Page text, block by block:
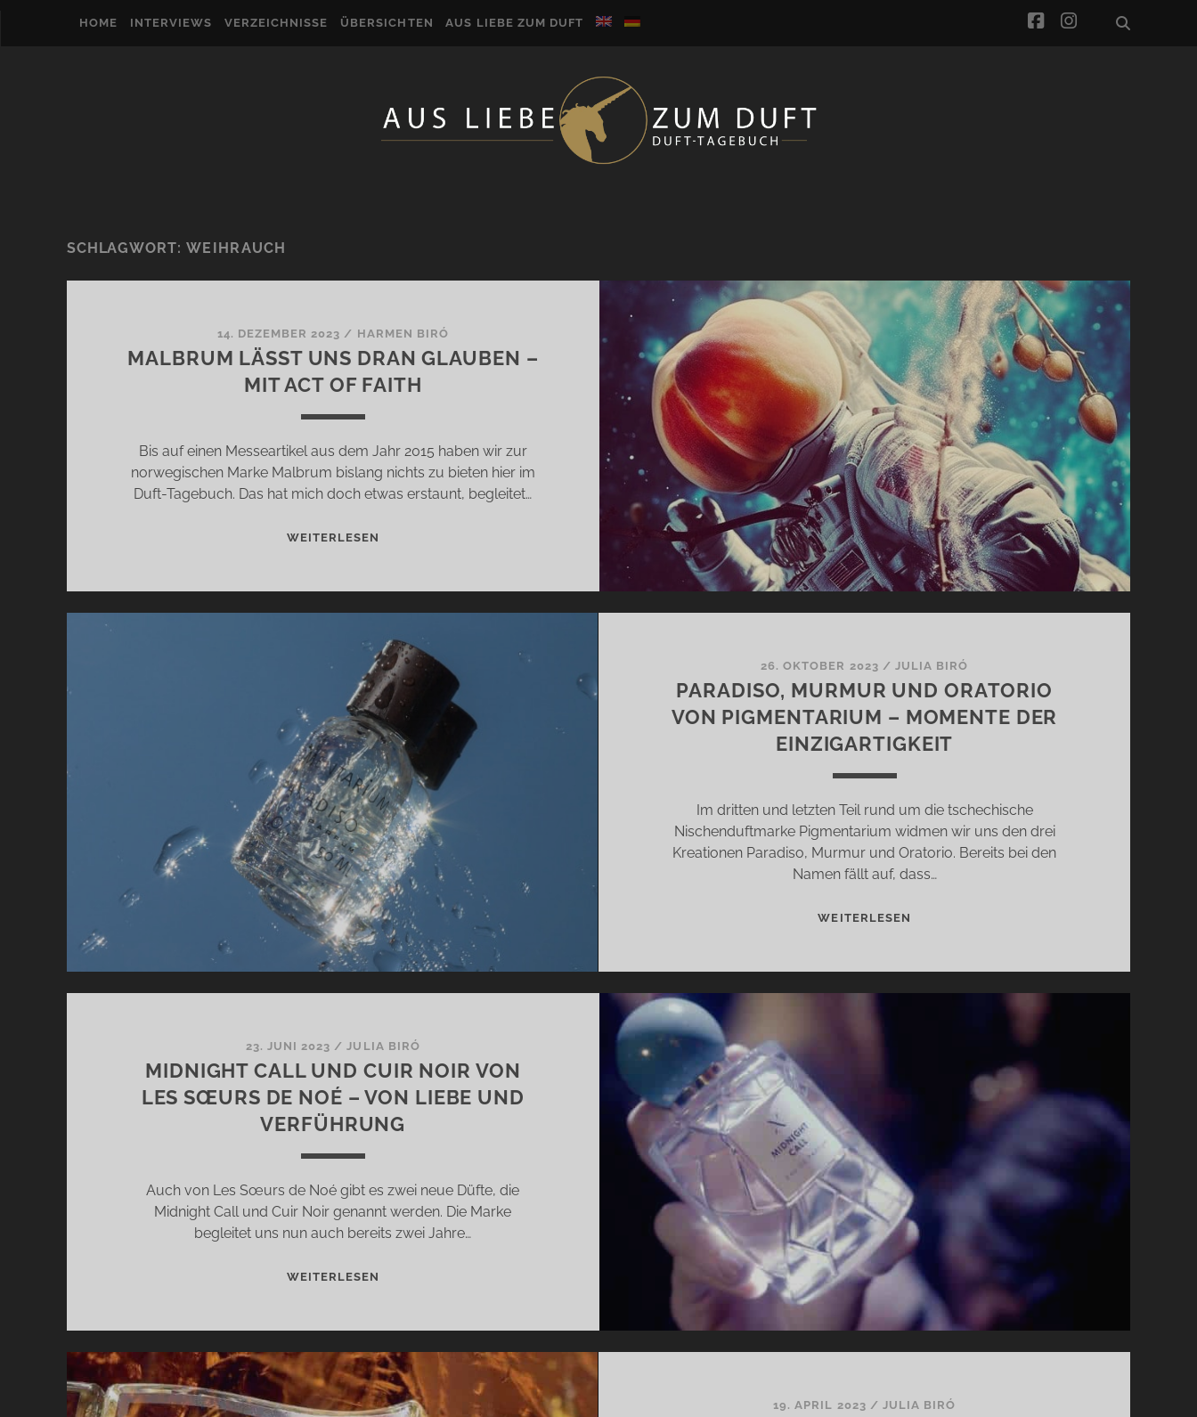
HOME INTERVIEWS VERZEICHNISSE ÜBERSICHTEN AUS LIEBE ZUM DUFT facebook
instagram
SCHLAGWORT:WEIHRAUCH
14. DEZEMBER 2023 / HARMEN BIRÓ
MALBRUM LÄSST UNS DRAN GLAUBEN –
MIT ACT OF FAITH
Bis auf einen Messeartikel aus dem Jahr 2015 haben wir zur
norwegischen Marke Malbrum bislang nichts zu bieten hier im
Duft-Tagebuch. Das hat mich doch etwas erstaunt, begleitet…
WEITERLESEN
–
MIT
ACT
OF
FAITH
26. OKTOBER 2023 / JULIA BIRÓ
PARADISO, MURMUR UND ORATORIO
VON PIGMENTARIUM – MOMENTE DER
EINZIGARTIGKEIT
Im dritten und letzten Teil rund um die tschechische
Nischenduftmarke Pigmentarium widmen wir uns den drei
Kreationen Paradiso, Murmur und Oratorio. Bereits bei den
Namen fällt auf, dass…
WEITERLESEN
EINZIGARTIGKEIT
23. JUNI 2023 /JULIA BIRÓ
MIDNIGHT CALL UND CUIR NOIR VON
LES SŒURS DE NOÉ – VON LIEBE UND
VERFÜHRUNG
Auch von Les Sœurs de Noé gibt es zwei neue Düfte, die
Midnight Call und Cuir Noir genannt werden. Die Marke
begleitet uns nun auch bereits zwei Jahre…
WEITERLESEN
NOIR
VON
LES
19. APRIL 2023 / JULIA BIRÓ